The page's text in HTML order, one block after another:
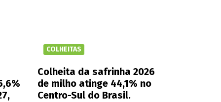
COLHEITAS
Colheita da safrinha 2026
de milho atinge 44,1% no
Centro-Sul do Brasil.